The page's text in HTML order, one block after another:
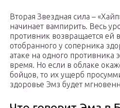
Вторая Звездная сила –
начинает вампирить. Весь
противник возвращается ей
отобранного у соперника
атаке на одного противника
время. Но если в облаке
бойцов, то их ущерб
здоровье Эмз будет